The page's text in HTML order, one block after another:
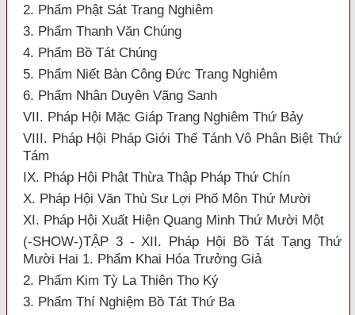
2. Phẩm Phật Sát Trang Nghiêm
3. Phẩm Thanh Văn Chúng
4. Phẩm Bồ Tát Chúng
5. Phẩm Niết Bàn Công Đức Trang Nghiêm
6. Phẩm Nhân Duyên Vãng Sanh
VII. Pháp Hội Mặc Giáp Trang Nghiêm Thứ Bảy
VIII. Pháp Hội Pháp Giới Thế Tánh Vô Phân Biệt Thứ
Tám
IX. Pháp Hội Phật Thừa Thập Pháp Thứ Chín
X. Pháp Hội Văn Thù Sư Lợi Phố Môn Thứ Mười
XI. Pháp Hội Xuất Hiện Quang Minh Thứ Mười Một
(-SHOW-)TẬP 3 - XII. Pháp Hội Bồ Tát Tạng Thứ
Mười Hai 1. Phẩm Khai Hóa Trưởng Giả
2. Phẩm Kim Tỳ La Thiên Thọ Ký
3. Phẩm Thí Nghiệm Bồ Tát Thứ Ba